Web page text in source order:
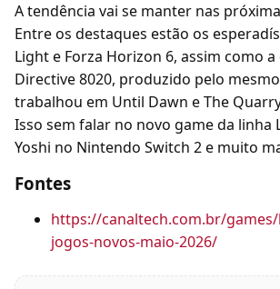
A tendência vai se manter nas
Entre os destaques estão os
Light e Forza Horizon 6, assim como
Directive 8020, produzido pelo
trabalhou em Until Dawn e The
Isso sem falar no novo game da linha
Yoshi no Nintendo Switch 2 e muito
Fontes
https://canaltech.com.br/
jogos-novos-maio-2026/